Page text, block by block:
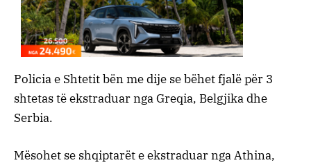
Policia e Shtetit bën me dije se bëhet fjalë për 3
shtetas të ekstraduar nga Greqia, Belgjika dhe
Serbia.
Mësohet se shqiptarët e ekstraduar nga Athina,